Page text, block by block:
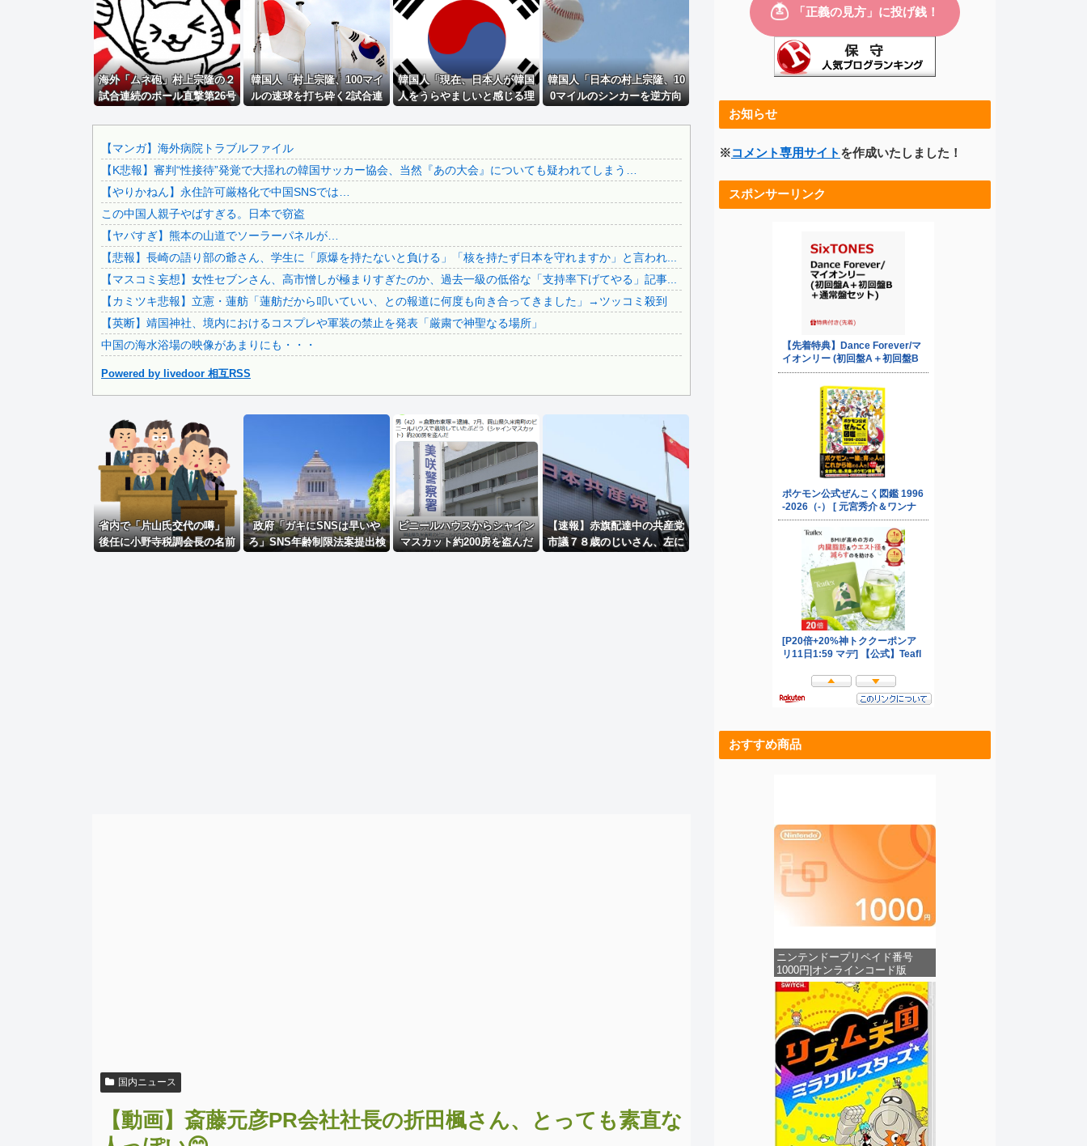
PTA会長「PTA参加拒否した親へ最終警告。こうなっても...
【8/22開催】 「琵琶湖三市同時花火大会」、各市公式「...
【画像】 キャミイの18万円の最新フィギュア、ガチで作り...
【悲報】 中国、橋の欄干が強風一発で粉々に 鉄筋ゼロ 当...
タトゥー彫り師さん「刺青入れてる奴は全員バカです」→30...
【夏の悲劇】父親、溺れた息子を救おうとしてﾀﾋ亡 →専門...
【悲報】イギリスさん、国民食を子どもに食わせるのを諦める...
長崎の語り部お爺ちゃん（84）、修学旅行生に「日本も原爆...
【悲報】ロシア、じわじわと逝き始める
【ニュース】韓国メディア「幻となった女性天皇。日本皇族に...
【悲報】東京都民「助けて。通勤時間減らしたいのに都心の近...
【朗報】「おむすびリヤカー」の美人が店舗をオープンｗｗｗ...
【驚愕】インスタ女さん、とんでもないものをアップしてしま...
【画像】北朝鮮のビアガール、エッッッッッッッッッッッッ...
【画像】 例の美人すぎるおにぎり屋さん、裏でおっさんが握...
元いいとも青年隊、中居正広の”素顔”を暴露
Powered by livedoor 相互RSS
【画像】北朝鮮のビアガール、エッッッッッッッッッッッッ...
【画像】 例の美人すぎるおにぎり屋さん、裏でおっさんが握...
【画像】 例の美人すぎるおにぎり屋さん、裏でおっさんが握...
【K悲報】審判“性接待”発覚で大揺れの韓国サッカー協会、...
【やりかねん】永住許可厳格化で中国SNSでは…
元女優 高樹沙耶さん（６２）、神田明神の境内でのアニソン...
【ヤバすぎ】熊本の山道でソーラーパネルが…
中国の海水浴場の映像があまりにも・・・
日本旅行キャンセルすべきか…1万年ぶり史上最大級の火山の...
無気力な韓国代表、オーストリアにも0-1で敗北…3月のA...
3.1節がある月なのに…3月のカレンダーに日本の富士山・...
Powered by livedoor 相互RSS
海外「ムネ砲」村上宗隆の２
試合連続のポール直撃第26号
応）
韓国人「村上宗隆、100マイ
ルの速球を打ち砕く2試合連
「うらやましい…（ﾌﾞﾙﾌﾞﾙ」
＝韓国の反応
韓国人「現在、日本人が韓国
人をうらやましいと感じる理
韓国人「日本の村上宗隆、10
0マイルのシンカーを逆方向
ホームラン」→「羨ましすぎ
のか」「アジア打者GOAT」
【MLB】
【マンガ】海外病院トラブルファイル
【K悲報】審判“性接待”発覚で大揺れの韓国サッカー協会、当然『あの大会』についても疑われてしまう…
【やりかねん】永住許可厳格化で中国SNSでは…
この中国人親子やばすぎる。日本で窃盗
【ヤバすぎ】熊本の山道でソーラーパネルが…
【悲報】長崎の語り部の爺さん、学生に「原爆を持たないと負ける」「核を持たず日本を守れますか」と言われ...
【マスコミ妄想】女性セブンさん、高市憎しが極まりすぎたのか、過去一級の低俗な「支持率下げてやる」記事...
【カミツキ悲報】立憲・蓮舫「蓮舫だから叩いていい、との報道に何度も向き合ってきました」→ツッコミ殺到
【英断】靖国神社、境内におけるコスプレや軍装の禁止を発表「厳粛で神聖なる場所」
中国の海水浴場の映像があまりにも・・・
Powered by livedoor 相互RSS
省内で「片山氏交代の噂」
後任に小野寺税調会長の名前
政府「ガキにSNSは早いや
ろ」SNS年齢制限法案提出検
ビニールハウスからシャイン
マスカット約200房を盗んだ
【速報】赤旗配達中の共産党
市議７８歳のじいさん、左に
国内ニュース
【動画】斎藤元彦PR会社社長の折田楓さん、とっても素直な
お知らせ
※コメント専用サイト を作成いたしました！
スポンサーリンク
おすすめ商品
ニンテンドープリペイド番号
1000円|オンラインコード版